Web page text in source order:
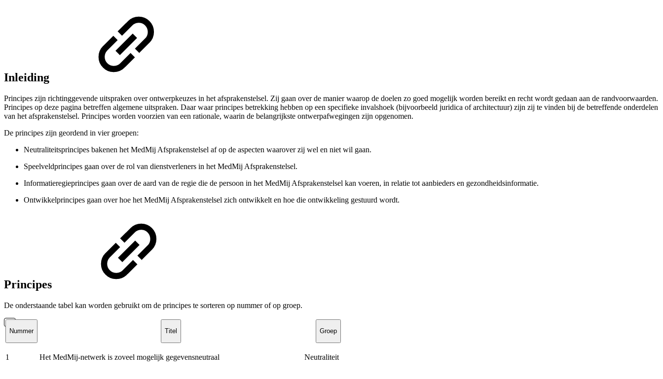
Inleiding
Principes zijn richtinggevende uitspraken over ontwerpkeuzes in het afsprakenstelsel. Zij gaan over de manier waarop de doelen zo goed mogelijk worden bereikt en recht wordt gedaan aan de randvoorwaarden.
Principes op deze pagina betreffen algemene uitspraken. Daar waar principes betrekking hebben op een specifieke invalshoek (bijvoorbeeld juridica of architectuur) zijn zij te vinden bij de betreffende onderdelen
van het afsprakenstelsel. Principes worden voorzien van een rationale, waarin de belangrijkste ontwerpafwegingen zijn opgenomen.
De principes zijn geordend in vier groepen:
Neutraliteitsprincipes bakenen het MedMij Afsprakenstelsel af op de aspecten waarover zij wel en niet wil gaan.
Speelveldprincipes gaan over de rol van dienstverleners in het MedMij Afsprakenstelsel.
Informatieregieprincipes gaan over de aard van de regie die de persoon in het MedMij Afsprakenstelsel kan voeren, in relatie tot aanbieders en gezondheidsinformatie.
Ontwikkelprincipes gaan over hoe het MedMij Afsprakenstelsel zich ontwikkelt en hoe die ontwikkeling gestuurd wordt.
Principes
De onderstaande tabel kan worden gebruikt om de principes te sorteren op nummer of op groep.
Nummer Titel Groep
1 Het MedMij-netwerk is zoveel mogelijk gegevensneutraal Neutraliteit